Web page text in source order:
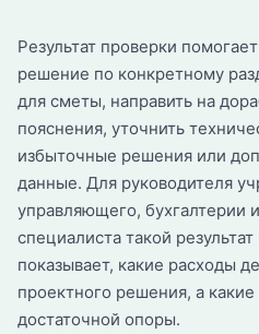
Результат проверки
решение по конкретному
для сметы, направить на
пояснения, уточнить
избыточные решения или
данные. Для руководителя
управляющего, бухгалтерии
специалиста такой
показывает, какие расходы
проектного решения, а
достаточной опоры.